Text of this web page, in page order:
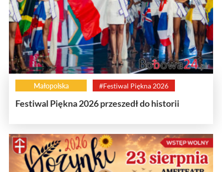
Małopolska #Festiwal Piękna 2026
Festiwal Piękna 2026 przeszedł do historii